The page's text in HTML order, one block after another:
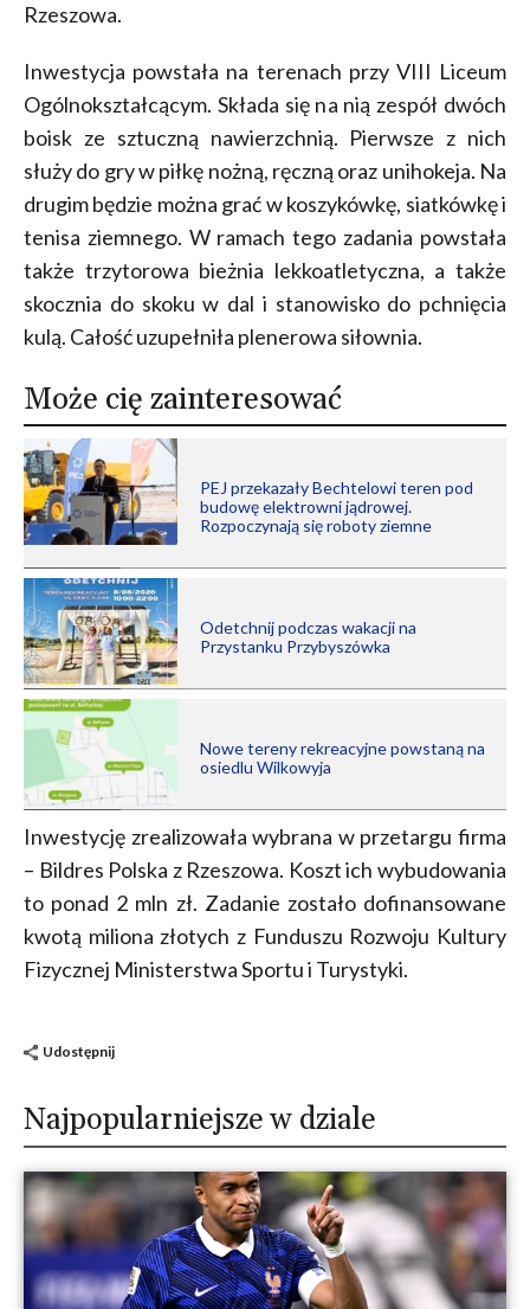
Rzeszowa.
Inwestycja powstała na terenach przy VIII Liceum
Ogólnokształcącym. Składa się na nią zespół dwóch
boisk ze sztuczną nawierzchnią. Pierwsze z nich
służy do gry w piłkę nożną, ręczną oraz unihokeja. Na
drugim będzie można grać w koszykówkę, siatkówkę i
tenisa ziemnego. W ramach tego zadania powstała
także trzytorowa bieżnia lekkoatletyczna, a także
skocznia do skoku w dal i stanowisko do pchnięcia
kulą. Całość uzupełniła plenerowa siłownia.
Może cię zainteresować
PEJ przekazały Bechtelowi teren pod
budowę elektrowni jądrowej.
Rozpoczynają się roboty ziemne
Odetchnij podczas wakacji na
Przystanku Przybyszówka
Nowe tereny rekreacyjne powstaną na
osiedlu Wilkowyja
Inwestycję zrealizowała wybrana w przetargu firma
– Bildres Polska z Rzeszowa. Koszt ich wybudowania
to ponad 2 mln zł. Zadanie zostało dofinansowane
kwotą miliona złotych z Funduszu Rozwoju Kultury
Fizycznej Ministerstwa Sportu i Turystyki.
Udostępnij
Najpopularniejsze w dziale